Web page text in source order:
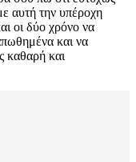
αυτή την υπέροχη
οι δύο χρόνο να
και να
καθαρή και